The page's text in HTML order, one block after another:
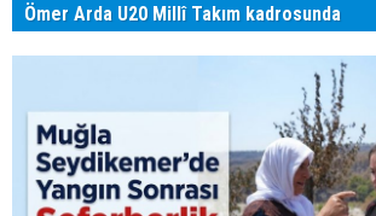
Ömer Arda U20 Millî Takım kadrosunda